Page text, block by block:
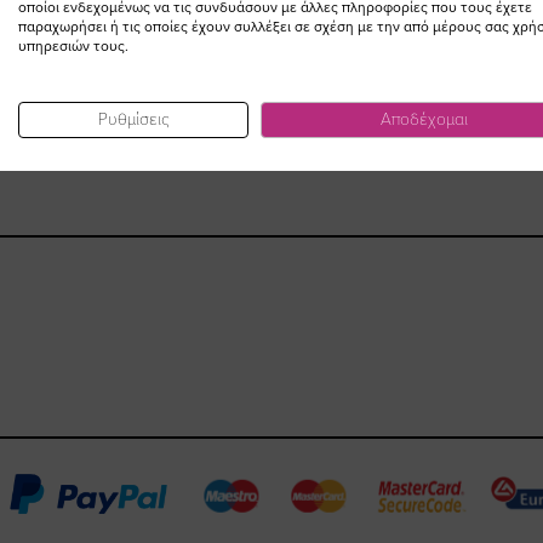
οποίοι ενδεχομένως να τις συνδυάσουν με άλλες πληροφορίες που τους έχετε
παραχωρήσει ή τις οποίες έχουν συλλέξει σε σχέση με την από μέρους σας
υπηρεσιών τους.
Ρυθμίσεις Αποδέχομαι